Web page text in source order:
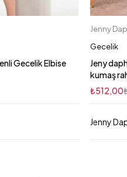
Gecelik Elbise
Jenny
Gecelik
Jeny
kumaş
₺512,00
Jenny